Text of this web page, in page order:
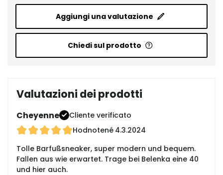
Aggiungi una valutazione
Chiedi sul prodotto
Valutazioni dei prodotti
Cheyenne
Cliente verificato
Hodnotené 4.3.2024
Tolle Barfußsneaker, super modern und bequem.
Fallen aus wie erwartet. Trage bei Belenka eine 40
und hier auch.